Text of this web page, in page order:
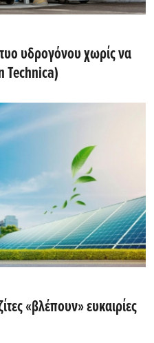
υδρογόνου χωρίς να
Technica)
«βλέπουν» ευκαιρίες